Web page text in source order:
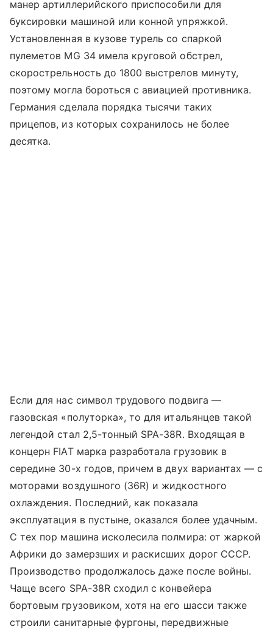
манер артиллерийского приспособили для
буксировки машиной или конной упряжкой.
Установленная в кузове турель со спаркой
пулеметов MG 34 имела круговой обстрел,
скорострельность до 1800 выстрелов минуту,
поэтому могла бороться с авиацией противника.
Германия сделала порядка тысячи таких
прицепов, из которых сохранилось не более
десятка.
Если для нас символ трудового подвига —
газовская «полуторка», то для итальянцев такой
легендой стал 2,5-тонный SPA-38R. Входящая в
концерн FIAT марка разработала грузовик в
середине 30-х годов, причем в двух вариантах — с
моторами воздушного (36R) и жидкостного
охлаждения. Последний, как показала
эксплуатация в пустыне, оказался более удачным.
С тех пор машина исколесила полмира: от жаркой
Африки до замерзших и раскисших дорог СССР.
Производство продолжалось даже после войны.
Чаще всего SPA-38R сходил с конвейера
бортовым грузовиком, хотя на его шасси также
строили санитарные фургоны, передвижные